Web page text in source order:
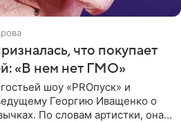
что покупает
«В нем нет ГМО»
шоу «PROпуск» и
Георгию Иващенко о
По словам артистки, она